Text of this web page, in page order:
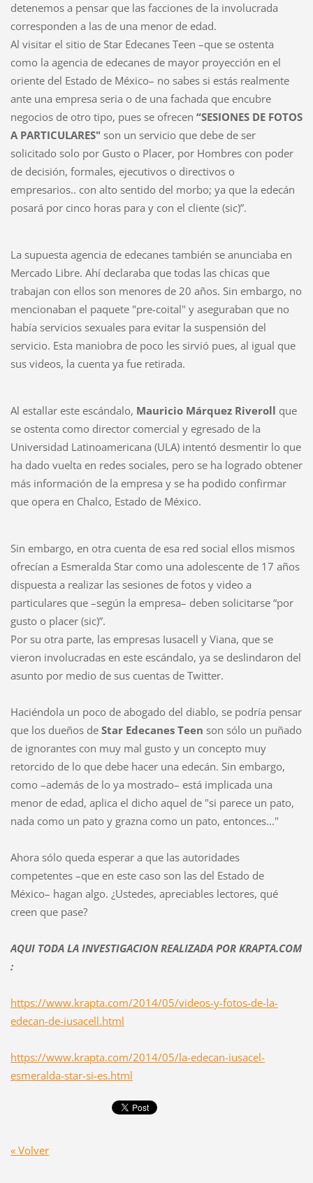
detenemos a pensar que las facciones de la involucrada
corresponden a las de una menor de edad.
Al visitar el sitio de Star Edecanes Teen –que se ostenta
como la agencia de edecanes de mayor proyección en el
oriente del Estado de México– no sabes si estás realmente
ante una empresa seria o de una fachada que encubre
negocios de otro tipo, pues se ofrecen “SESIONES DE FOTOS
A PARTICULARES" son un servicio que debe de ser
solicitado solo por Gusto o Placer, por Hombres con poder
de decisión, formales, ejecutivos o directivos o
empresarios.. con alto sentido del morbo; ya que la edecán
posará por cinco horas para y con el cliente (sic)”.
La supuesta agencia de edecanes también se anunciaba en
Mercado Libre. Ahí declaraba que todas las chicas que
trabajan con ellos son menores de 20 años. Sin embargo, no
mencionaban el paquete "pre-coital" y aseguraban que no
había servicios sexuales para evitar la suspensión del
servicio. Esta maniobra de poco les sirvió pues, al igual que
sus videos, la cuenta ya fue retirada.
Al estallar este escándalo, Mauricio Márquez Riveroll que
se ostenta como director comercial y egresado de la
Universidad Latinoamericana (ULA) intentó desmentir lo que
ha dado vuelta en redes sociales, pero se ha logrado obtener
más información de la empresa y se ha podido confirmar
que opera en Chalco, Estado de México.
Sin embargo, en otra cuenta de esa red social ellos mismos
ofrecían a Esmeralda Star como una adolescente de 17 años
dispuesta a realizar las sesiones de fotos y video a
particulares que –según la empresa– deben solicitarse “por
gusto o placer (sic)”.
Por su otra parte, las empresas Iusacell y Viana, que se
vieron involucradas en este escándalo, ya se deslindaron del
asunto por medio de sus cuentas de Twitter.
Haciéndola un poco de abogado del diablo, se podría pensar
que los dueños de Star Edecanes Teen son sólo un puñado
de ignorantes con muy mal gusto y un concepto muy
retorcido de lo que debe hacer una edecán. Sin embargo,
como –además de lo ya mostrado– está implicada una
menor de edad, aplica el dicho aquel de "si parece un pato,
nada como un pato y grazna como un pato, entonces..."
Ahora sólo queda esperar a que las autoridades
competentes –que en este caso son las del Estado de
México– hagan algo. ¿Ustedes, apreciables lectores, qué
creen que pase?
AQUI TODA LA INVESTIGACION REALIZADA POR KRAPTA.COM
:
https://www.krapta.com/2014/05/videos-y-fotos-de-la-
edecan-de-iusacell.html
https://www.krapta.com/2014/05/la-edecan-iusacel-
esmeralda-star-si-es.html
« Volver